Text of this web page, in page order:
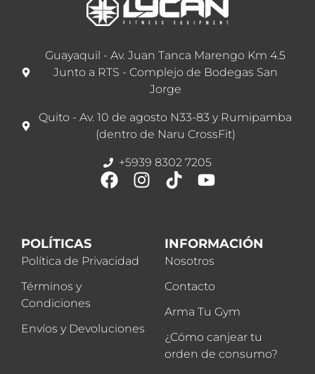
Guayaquil - Av. Juan Tanca Marengo Km 4.5
Junto a RTS - Complejo de Bodegas San
Jorge
Quito - Av. 10 de agosto N33-83 y Rumipamba
(dentro de Naru CrossFit)
+5939 8302 7205
POLÍTICAS
Política de Privacidad
Términos y
Condiciones
Envíos y Devoluciones
INFORMACIÓN
Nosotros
Contacto
Arma Tu Gym
¿Cómo canjear tu
orden de consumo?